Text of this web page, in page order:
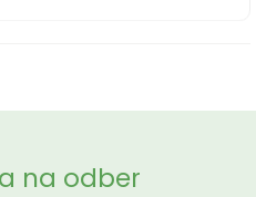
na odber